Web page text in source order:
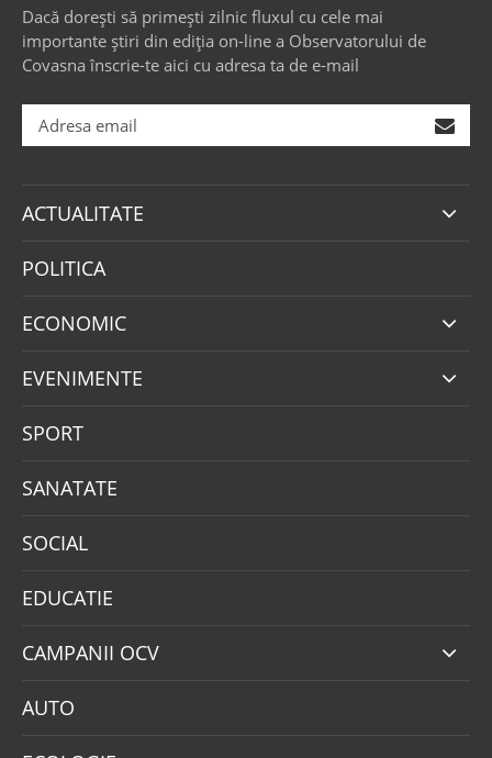
Dacă dorești să primești zilnic fluxul cu cele mai
importante știri din ediția on-line a Observatorului de
Covasna înscrie-te aici cu adresa ta de e-mail
ACTUALITATE
POLITICA
ECONOMIC
EVENIMENTE
SPORT
SANATATE
SOCIAL
EDUCATIE
CAMPANII OCV
AUTO